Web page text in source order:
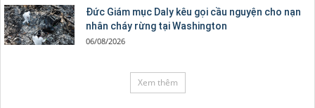
Đức Giám mục Daly kêu gọi cầu nguyện cho nạn
nhân cháy rừng tại Washington
06/08/2026
Xem thêm